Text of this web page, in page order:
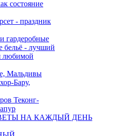
состояние
- праздник
гардеробные
бельё - лучший
любимой
Мальдивы
Бару,
Теконг-
НА КАЖДЫЙ ДЕНЬ